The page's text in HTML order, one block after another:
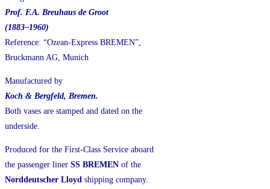
Prof. F.A. Breuhaus de Groot
(1883–1960)
Reference: “Ozean-Express BREMEN”,
Bruckmann AG, Munich
Manufactured by
Koch & Bergfeld, Bremen.
Both vases are stamped and dated on the
underside.
Produced for the First-Class Service aboard
the passenger liner SS BREMEN of the
Norddeutscher Lloyd shipping company.